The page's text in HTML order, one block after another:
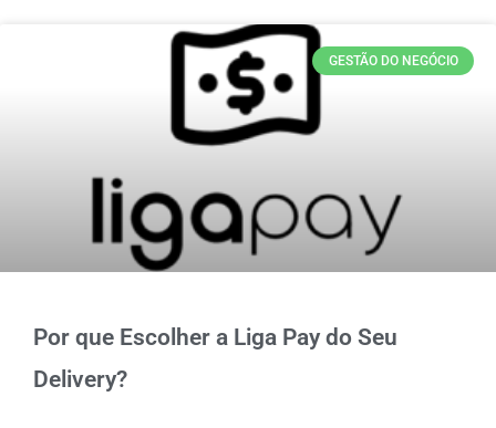
GESTÃO DO NEGÓCIO
Por que Escolher a Liga Pay do Seu
Delivery?